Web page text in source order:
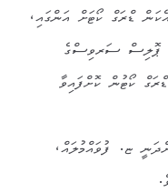
ޑްރަގް ކޯޓަށް އަންގައި،
ޕޮލިސް ސަރވިސްގެ
ކޯޓުން ކޮށްފައިވާ
ޏ. ފުވައްމުލައް،